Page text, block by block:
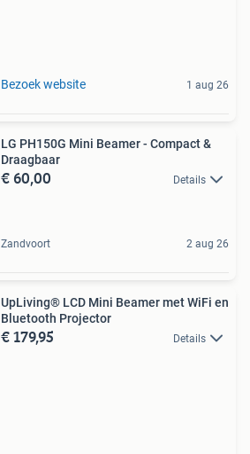
Bezoek website 1 aug 26
LG PH150G Mini Beamer - Compact &
Draagbaar
€ 60,00 Details
Zandvoort 2 aug 26
UpLiving® LCD Mini Beamer met WiFi en
Bluetooth Projector
€ 179,95 Details